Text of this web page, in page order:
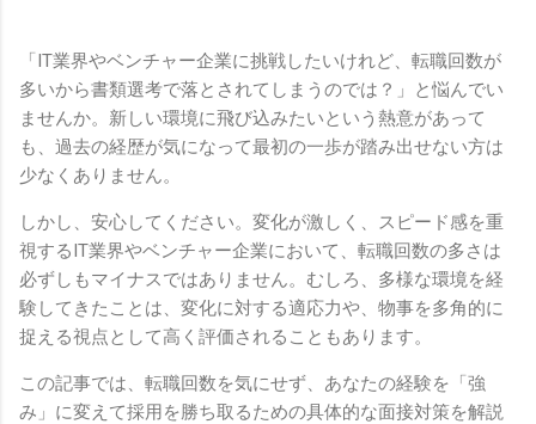
「IT業界やベンチャー企業に挑戦したいけれど、転職回数が
多いから書類選考で落とされてしまうのでは？」と悩んでい
ませんか。新しい環境に飛び込みたいという熱意があって
も、過去の経歴が気になって最初の一歩が踏み出せない方は
少なくありません。
しかし、安心してください。変化が激しく、スピード感を重
視するIT業界やベンチャー企業において、転職回数の多さは
必ずしもマイナスではありません。むしろ、多様な環境を経
験してきたことは、変化に対する適応力や、物事を多角的に
捉える視点として高く評価されることもあります。
この記事では、転職回数を気にせず、あなたの経験を「強
み」に変えて採用を勝ち取るための具体的な面接対策を解説